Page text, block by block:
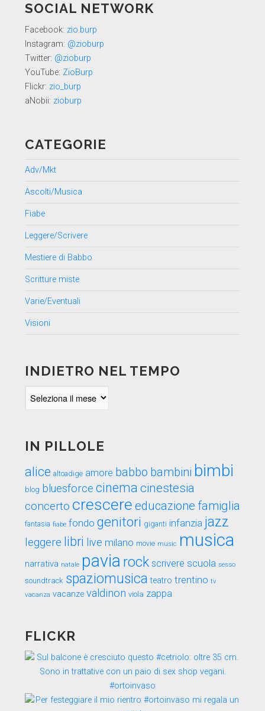
SOCIAL NETWORK
Facebook: zio.burp
Instagram: @zioburp
Twitter: @zioburp
YouTube: ZioBurp
Flickr: zio_burp
aNobii: zioburp
CATEGORIE
Adv/Mkt
Ascolti/Musica
Fiabe
Leggere/Scrivere
Mestiere di Babbo
Scritture miste
Varie/Eventuali
Visioni
INDIETRO NEL TEMPO
IN PILLOLE
alice altoadige amore babbo bambini bimbi
blog bluesforce cinema cinestesia
concerto crescere educazione famiglia
fantasia fiabe fondo genitori giganti infanzia jazz
leggere libri live milano movie music musica
narrativa natale pavia rock scrivere scuola sesso
soundtrack spaziomusica teatro trentino tv
vacanza vacanze valdinon viola zappa
FLICKR